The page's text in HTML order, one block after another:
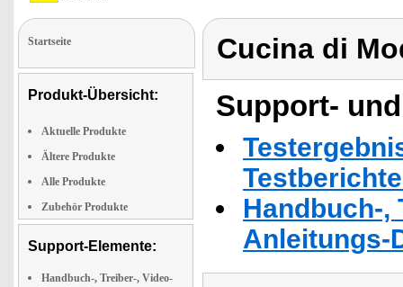
Startseite
Produkt-Übersicht:
Aktuelle Produkte
Ältere Produkte
Alle Produkte
Zubehör Produkte
Support-Elemente:
Handbuch-, Treiber-, Video-
Cucina di
Support-
Handbuch-,
Anleitungs-